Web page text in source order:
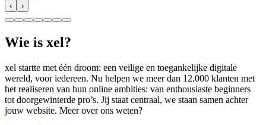
‹ ›
Wie is xel?
xel startte met één droom: een veilige en toegankelijke digitale
wereld, voor iedereen. Nu helpen we meer dan 12.000 klanten met
het realiseren van hun online ambities: van enthousiaste beginners
tot doorgewinterde pro’s. Jij staat centraal, we staan samen achter
jouw website. Meer over ons weten?